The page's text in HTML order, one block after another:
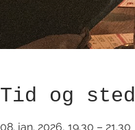
Tid og sted
08. jan. 2026, 19.30 – 21.30